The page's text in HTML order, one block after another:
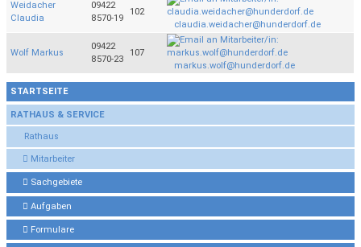
STARTSEITE
RATHAUS & SERVICE
Rathaus
Mitarbeiter
Sachgebiete
Aufgaben
Formulare
Weidacher
Claudia
09422
8570-19
102
claudia.weidacher@hunderdorf.de
Wolf Markus
09422
8570-23
107
markus.wolf@hunderdorf.de